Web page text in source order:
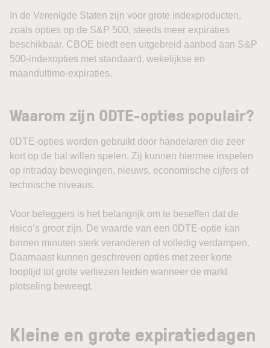
In de Verenigde Staten zijn voor grote indexproducten,
zoals opties op de S&P 500, steeds meer expiraties
beschikbaar. CBOE biedt een uitgebreid aanbod aan S&P
500-indexopties met standaard, wekelijkse en
maandultimo-expiraties.
Waarom zijn 0DTE-opties populair?
0DTE-opties worden gebruikt door handelaren die zeer
kort op de bal willen spelen. Zij kunnen hiermee inspelen
op intraday bewegingen, nieuws, economische cijfers of
technische niveaus.
Voor beleggers is het belangrijk om te beseffen dat de
risico’s groot zijn. De waarde van een 0DTE-optie kan
binnen minuten sterk veranderen of volledig verdampen.
Daarnaast kunnen geschreven opties met zeer korte
looptijd tot grote verliezen leiden wanneer de markt
plotseling beweegt.
Kleine en grote expiratiedagen